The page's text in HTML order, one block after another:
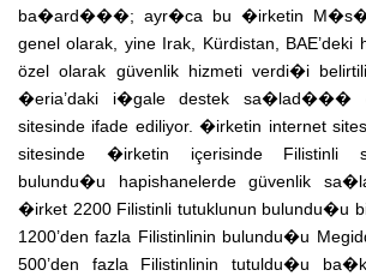
ba�ard���; ayr�ca bu �irketin
genel olarak, yine Irak, Kürdistan,
özel olarak güvenlik hizmeti verdi�i
�eria’daki i�gale destek sa�lad���
sitesinde ifade ediliyor. �irketin internet
sitesinde �irketin içerisinde Filistinli
bulundu�u hapishanelerde güvenlik
�irket 2200 Filistinli tutuklunun bulundu�u
1200’den fazla Filistinlinin bulundu�u
500’den fazla Filistinlinin tutuldu�u